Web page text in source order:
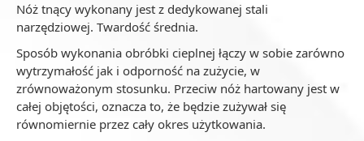
Nóż tnący wykonany jest z dedykowanej stali
narzędziowej. Twardość średnia.
Sposób wykonania obróbki cieplnej łączy w sobie zarówno
wytrzymałość jak i odporność na zużycie, w
zrównoważonym stosunku. Przeciw nóż hartowany jest w
całej objętości, oznacza to, że będzie zużywał się
równomiernie przez cały okres użytkowania.